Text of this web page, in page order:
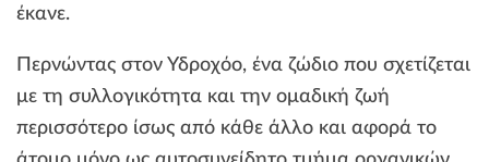
έκανε.
Περνώντας στον Υδροχόο, ένα ζώδιο που σχετίζεται
με τη συλλογικότητα και την ομαδική ζωή
περισσότερο ίσως από κάθε άλλο και αφορά το